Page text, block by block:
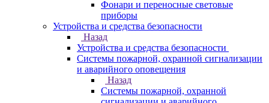
Фонари и переносные световые
приборы
Устройства и средства безопасности
Назад
Устройства и средства безопасности
Системы пожарной, охранной сигнализации
и аварийного оповещения
Назад
Системы пожарной, охранной